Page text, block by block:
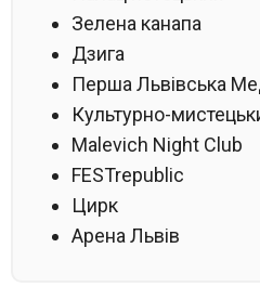
Зелена канапа
Дзига
Перша Львівська
Культурно-
Malevich Night Club
FESTrepublic
Цирк
Арена Львів